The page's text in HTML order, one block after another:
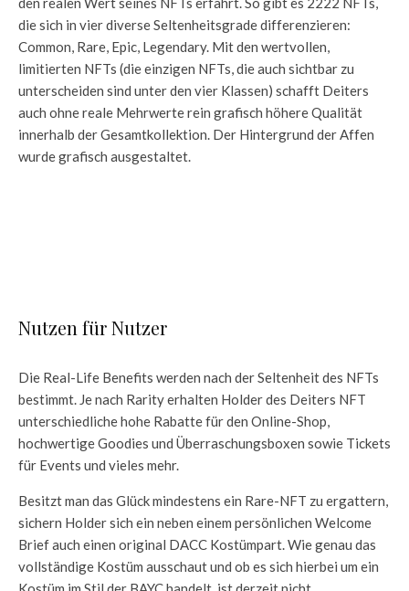
die sich in vier diverse Seltenheitsgrade differenzieren:
Common, Rare, Epic, Legendary. Mit den wertvollen,
limitierten NFTs (die einzigen NFTs, die auch sichtbar zu
unterscheiden sind unter den vier Klassen) schafft Deiters
auch ohne reale Mehrwerte rein grafisch höhere Qualität
innerhalb der Gesamtkollektion. Der Hintergrund der Affen
wurde grafisch ausgestaltet.
Nutzen für Nutzer
Die Real-Life Benefits werden nach der Seltenheit des NFTs
bestimmt. Je nach Rarity erhalten Holder des Deiters NFT
unterschiedliche hohe Rabatte für den Online-Shop,
hochwertige Goodies und Überraschungsboxen sowie Tickets
für Events und vieles mehr.
Besitzt man das Glück mindestens ein Rare-NFT zu ergattern,
sichern Holder sich ein neben einem persönlichen Welcome
Brief auch einen original DACC Kostümpart. Wie genau das
vollständige Kostüm ausschaut und ob es sich hierbei um ein